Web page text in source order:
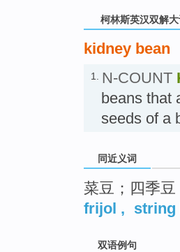
柯林斯英汉双解
kidney bean
1. N-COUNT
beans that
seeds of a
同近义词
菜豆；四季豆
frijol , string
双语例句